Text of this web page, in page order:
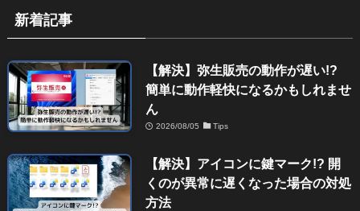
新着記事
【解決】弥生販売の動作が遅い!?
簡単に動作軽快になるかもしれませ
ん
2026/08/05 Tips
【解決】アイコンに鍵マーク!? 開
くのが異常に遅くなった場合の対処
方法